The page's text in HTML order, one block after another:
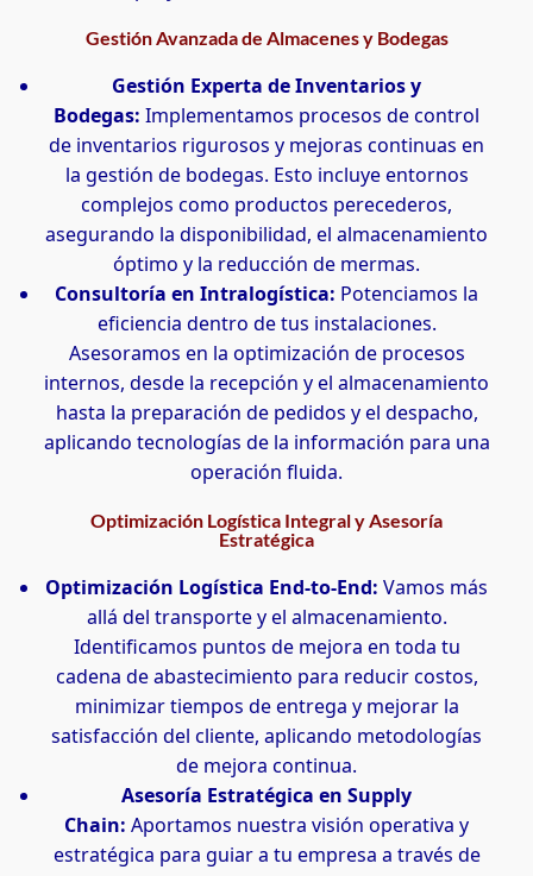
Gestión Avanzada de Almacenes y Bodegas
Gestión Experta de Inventarios y
Bodegas: Implementamos procesos de control
de inventarios rigurosos y mejoras continuas en
la gestión de bodegas. Esto incluye entornos
complejos como productos perecederos,
asegurando la disponibilidad, el almacenamiento
óptimo y la reducción de mermas.
Consultoría en Intralogística: Potenciamos la
eficiencia dentro de tus instalaciones.
Asesoramos en la optimización de procesos
internos, desde la recepción y el almacenamiento
hasta la preparación de pedidos y el despacho,
aplicando tecnologías de la información para una
operación fluida.
Optimización Logística Integral y Asesoría
Estratégica
Optimización Logística End-to-End: Vamos más
allá del transporte y el almacenamiento.
Identificamos puntos de mejora en toda tu
cadena de abastecimiento para reducir costos,
minimizar tiempos de entrega y mejorar la
satisfacción del cliente, aplicando metodologías
de mejora continua.
Asesoría Estratégica en Supply
Chain: Aportamos nuestra visión operativa y
estratégica para guiar a tu empresa a través de